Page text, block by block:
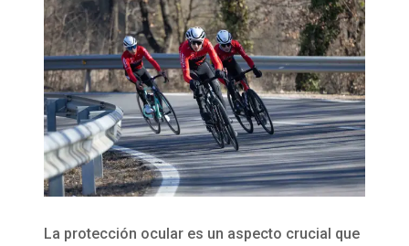
La protección ocular es un aspecto crucial que